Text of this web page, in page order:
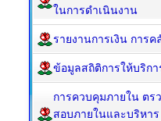
ในการดำเนินงาน
รายงานการเงิน การค
ข้อมูลสถิติการให้บริกา
การควบคุมภายใน ตร
สอบภายในและบริหาร